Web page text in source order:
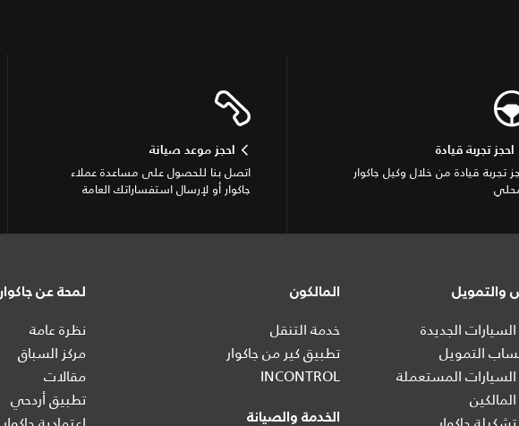
احجز تجربة قيادة
تجربة قيادة من خلال وكيل جاكوار
احجز موعد صيانة
اتصل بنا للحصول على مساعدة عملاء
جاكوار أو لإرسال استفساراتك العامة
والتمويل
الجديدة
التمويل
المستعملة
المالكون
خدمة التنقل
تطبيق كير من جاكوار
INCONTROL
الخدمة والصيانة
لمحة عن جاكوار
نظرة عامة
مركز السباق
مقالات
تطبيق أردحي